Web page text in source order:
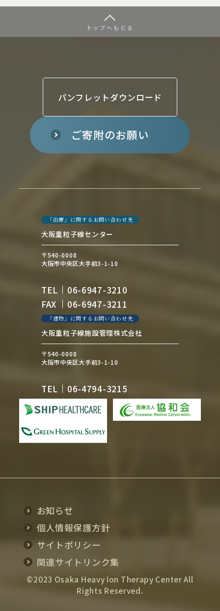
トップへもどる
パンフレットダウンロード
ご寄附のお願い
「治療」に関するお問い合わせ先
大阪重粒子線センター
〒540-0008
大阪市中央区大手前3-1-10
TEL
06-6947-3210
FAX
06-6947-3211
「建物」に関するお問い合わせ先
大阪重粒子線施設管理株式会社
〒540-0008
大阪市中央区大手前3-1-10
TEL 06-4794-3215
お知らせ
個人情報保護方針
サイトポリシー
関連サイトリンク集
©2023 Osaka Heavy Ion Therapy Center All
Rights Reserved.